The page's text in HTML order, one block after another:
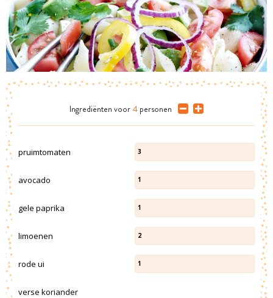
Ingrediënten voor 4 personen
pruimtomaten 3
avocado 1
gele paprika 1
limoenen 2
rode ui 1
verse koriander